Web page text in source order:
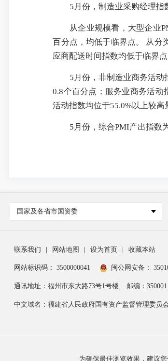
5月份，制造业采购经理指
从企业规模看，大型企业
百分点，均低于临界点。 从分
应商配送时间指数均低于临界点
5月份，非制造业商务活动
0.8个百分点；服务业商务活动
活动指数均位于55.0%以上较
5月份，综合PMI产出指数
国家及各省市国资委
联系我们 | 网站地图 | 设为首页 | 收藏本站
网站标识码： 3500000041 闽公网安备：
通讯地址：福州市东大路73号1号楼 邮编：350001
中文域名：福建省人民政府国有资产监督管理委员
为确保最佳浏览效果，建议